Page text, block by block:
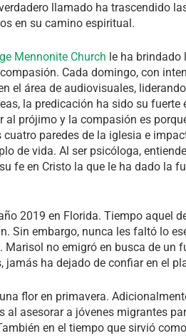
llamado ha trascendido
en su camino espiritual.
Mennonite Church le ha
Cada domingo, con
el área de audiovisuales,
la predicación ha sido su
prójimo y la compasión es
paredes de la iglesia e
de vida. Al ser psicóloga,
fe en Cristo la que le ha dado la
2019 en Florida. Tiempo aquel
Sin embargo, nunca les faltó lo
no emigró en busca de un
ha dejado de confiar en el
flor en primavera.
asesorar a jóvenes migrantes
en el tiempo que sirvió